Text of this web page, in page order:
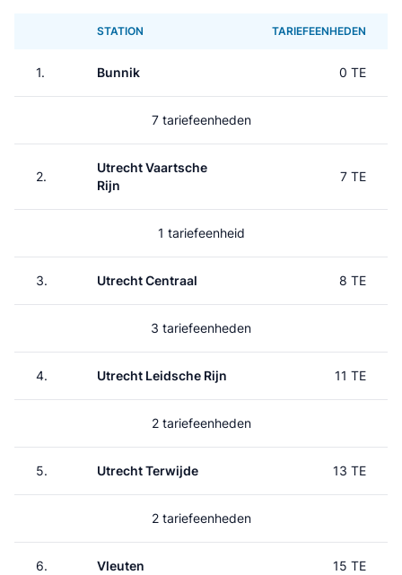
STATION TARIEFEENHEDEN
1. Bunnik 0 TE
7 tariefeenheden
2.
Utrecht Vaartsche
Rijn
7 TE
1 tariefeenheid
3. Utrecht Centraal 8 TE
3 tariefeenheden
4. Utrecht Leidsche Rijn 11 TE
2 tariefeenheden
5. Utrecht Terwijde 13 TE
2 tariefeenheden
6. Vleuten 15 TE